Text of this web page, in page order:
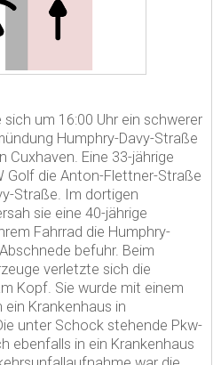
um 16:00 Uhr ein schwerer
Humphry-Davy-Straße
Eine 33-jährige
Golf die Anton-Flettner-Straße
Straße. Im dortigen
sie eine 40-jährige
Fahrrad die Humphry-
befuhr. Beim
verletzte sich die
Kopf. Sie wurde mit einem
Krankenhaus in
unter Schock stehende Pkw-
ebenfalls in ein Krankenhaus